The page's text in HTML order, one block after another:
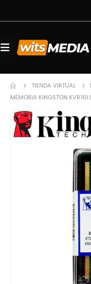
TIENDA VIRTUAL
MEMORIA KINGSTON